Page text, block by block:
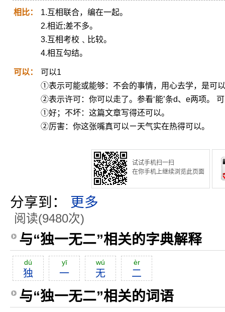
相比：
1.互相联合，编在一起。
2.相近;差不多。
3.互相考校﹑比较。
4.相互勾结。
可以：
可以1
①表示可能或能够：不会的事情，用心去学，是可
②表示许可：你可以走了。参看‘能’条d、e两项。
①好；不坏：这篇文章写得还可以。
②厉害：你这张嘴真可以ㄧ天气实在热得可以。
试试手机扫一扫
在你手机上继续浏览此页面
分享到： 更多
阅读(9480次)
与“独一无二”相关的字典解释
dú
独
yī
一
wú
无
èr
二
与“独一无二”相关的词语